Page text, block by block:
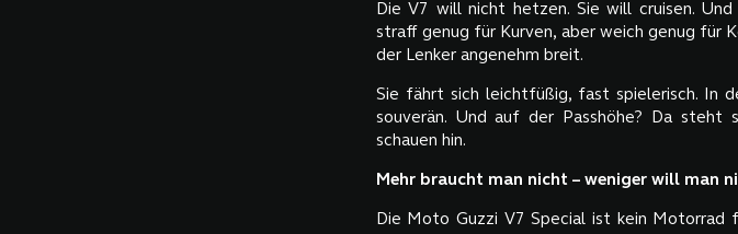
Die V7 will nicht hetzen. Sie will cruisen.
straff genug für Kurven, aber weich genug für
der Lenker angenehm breit.
Sie fährt sich leichtfüßig, fast spielerisch. In
souverän. Und auf der Passhöhe? Da steht
schauen hin.
Mehr braucht man nicht – weniger will man
Die Moto Guzzi V7 Special ist kein